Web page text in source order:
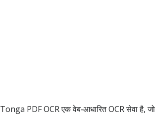
Tonga PDF OCR एक वेब‑आधारित OCR सेवा है,